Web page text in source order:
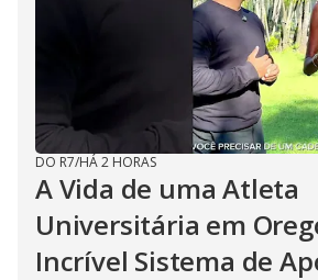
DO R7/HÁ 2 HORAS
A Vida de uma Atleta
Universitária em
Incrível Sistema de